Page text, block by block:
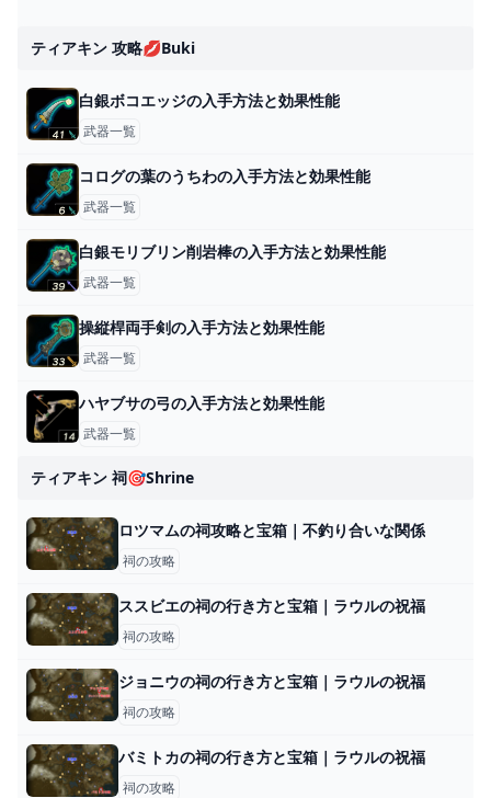
ティアキン 攻略💋buki
白銀ボコエッジの入手方法と効果性能
武器一覧
コログの葉のうちわの入手方法と効果性能
武器一覧
白銀モリブリン削岩棒の入手方法と効果性能
武器一覧
操縦桿両手剣の入手方法と効果性能
武器一覧
ハヤブサの弓の入手方法と効果性能
武器一覧
ティアキン 祠🎯shrine
ロツマムの祠攻略と宝箱｜不釣り合いな関係
祠の攻略
ススビエの祠の行き方と宝箱｜ラウルの祝福
祠の攻略
ジョニウの祠の行き方と宝箱｜ラウルの祝福
祠の攻略
バミトカの祠の行き方と宝箱｜ラウルの祝福
祠の攻略